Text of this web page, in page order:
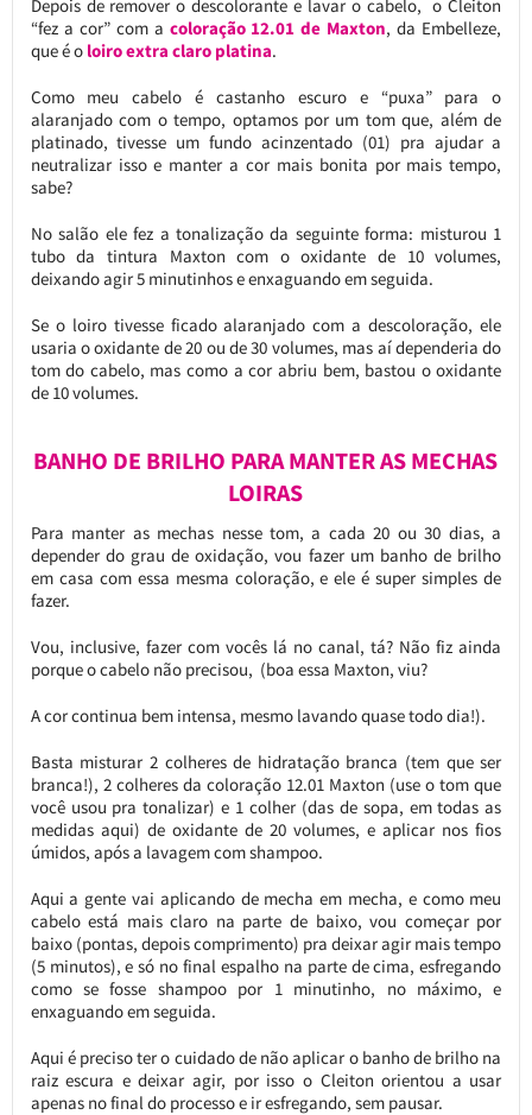
Depois de remover o descolorante e lavar o cabelo, o Cleiton
“fez a cor” com a coloração 12.01 de Maxton, da Embelleze,
que é o loiro extra claro platina.
Como meu cabelo é castanho escuro e “puxa” para o
alaranjado com o tempo, optamos por um tom que, além de
platinado, tivesse um fundo acinzentado (01) pra ajudar a
neutralizar isso e manter a cor mais bonita por mais tempo,
sabe?
No salão ele fez a tonalização da seguinte forma: misturou 1
tubo da tintura Maxton com o oxidante de 10 volumes,
deixando agir 5 minutinhos e enxaguando em seguida.
Se o loiro tivesse ficado alaranjado com a descoloração, ele
usaria o oxidante de 20 ou de 30 volumes, mas aí dependeria do
tom do cabelo, mas como a cor abriu bem, bastou o oxidante
de 10 volumes.
BANHO DE BRILHO PARA MANTER AS MECHAS
LOIRAS
Para manter as mechas nesse tom, a cada 20 ou 30 dias, a
depender do grau de oxidação, vou fazer um banho de brilho
em casa com essa mesma coloração, e ele é super simples de
fazer.
Vou, inclusive, fazer com vocês lá no canal, tá? Não fiz ainda
porque o cabelo não precisou, (boa essa Maxton, viu?
A cor continua bem intensa, mesmo lavando quase todo dia!).
Basta misturar 2 colheres de hidratação branca (tem que ser
branca!), 2 colheres da coloração 12.01 Maxton (use o tom que
você usou pra tonalizar) e 1 colher (das de sopa, em todas as
medidas aqui) de oxidante de 20 volumes, e aplicar nos fios
úmidos, após a lavagem com shampoo.
Aqui a gente vai aplicando de mecha em mecha, e como meu
cabelo está mais claro na parte de baixo, vou começar por
baixo (pontas, depois comprimento) pra deixar agir mais tempo
(5 minutos), e só no final espalho na parte de cima, esfregando
como se fosse shampoo por 1 minutinho, no máximo, e
enxaguando em seguida.
Aqui é preciso ter o cuidado de não aplicar o banho de brilho na
raiz escura e deixar agir, por isso o Cleiton orientou a usar
apenas no final do processo e ir esfregando, sem pausar.